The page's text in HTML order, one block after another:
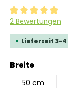
2 Bewertungen
Lieferzeit 3-4
Breite
50 cm